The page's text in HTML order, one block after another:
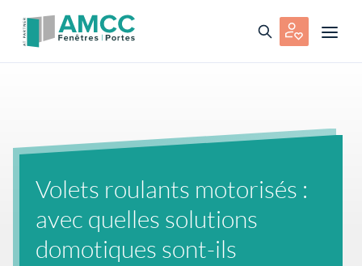
Volets roulants motorisés :
avec quelles solutions
domotiques sont-ils